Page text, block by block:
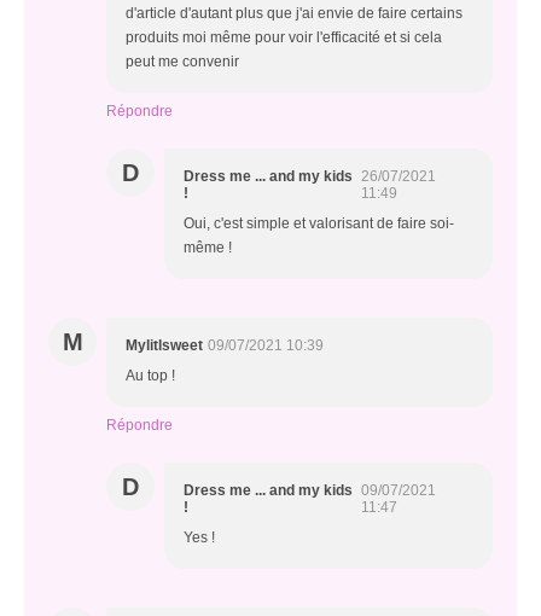
d'article d'autant plus que j'ai envie de faire certains
produits moi même pour voir l'efficacité et si cela
peut me convenir
Répondre
D
Dress me ... and my kids
!
26/07/2021
11:49
Oui, c'est simple et valorisant de faire soi-
même !
M Mylitlsweet 09/07/2021 10:39
Au top !
Répondre
D
Dress me ... and my kids
!
09/07/2021
11:47
Yes !